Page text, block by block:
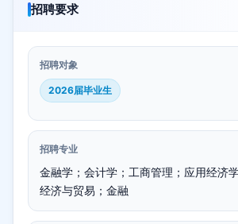
招聘要求
招聘对象
2026届毕业生
招聘专业
金融学；会计学；工商管理；应用经济
经济与贸易；金融